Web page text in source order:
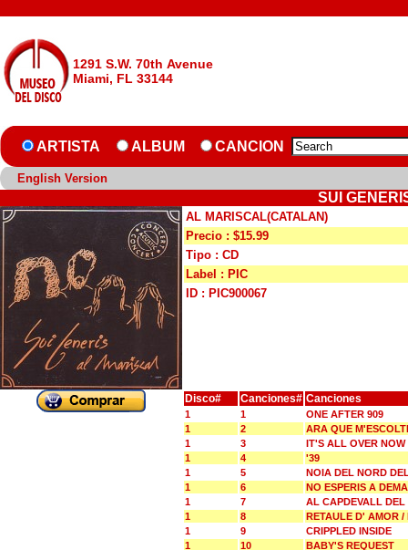
1291 S.W. 70th Avenue
Miami, FL 33144
ARTISTA ALBUM CANCION
English Version
SUI
AL MARISCAL(CATALAN)
Precio : $15.99
Tipo : CD
Label : PIC
ID : PIC900067
Disco# Canciones# Canciones
1 1
ONE AFTER 909
1
2
ARA QUE
1
3
IT'S ALL OVER NOW
1
4
'39
1
5
NOIA DEL NORD
1
6
NO ESPERIS A DEMA
1
7
AL CAPDEVALL DEL
1
8
RETAULE D' AMOR
1
9
CRIPPLED INSIDE
1
10
BABY'S REQUEST